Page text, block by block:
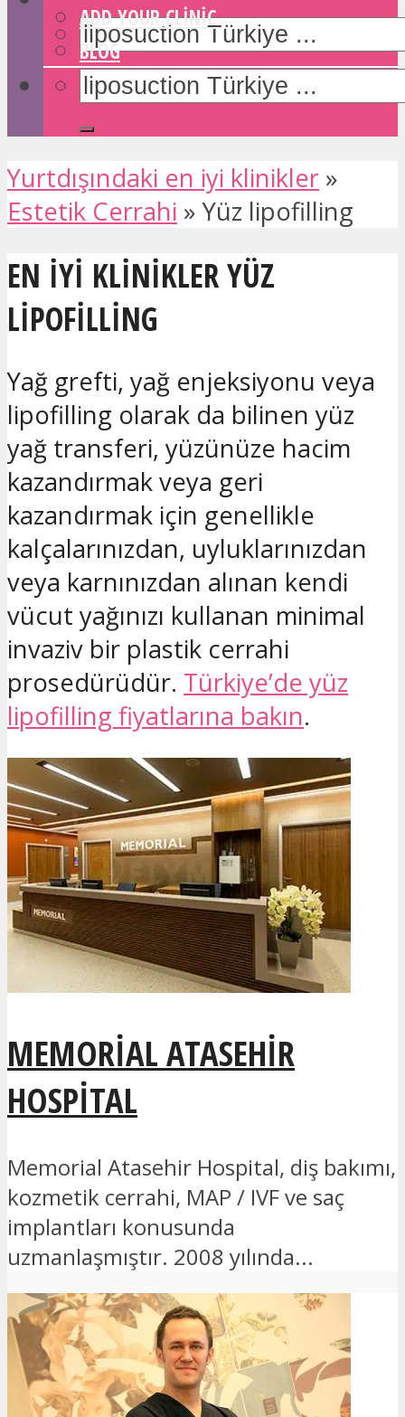
ADD YOUR CLINIC
BLOG
Yurtdışındaki en iyi klinikler »
Estetik Cerrahi »Yüz lipofilling
EN IYI KLINIKLER YÜZ
LIPOFILLING
Yağ grefti, yağ enjeksiyonu veya
lipofilling olarak da bilinen yüz
yağ transferi, yüzünüze hacim
kazandırmak veya geri
kazandırmak için genellikle
kalçalarınızdan, uyluklarınızdan
veya karnınızdan alınan kendi
vücut yağınızı kullanan minimal
invaziv bir plastik cerrahi
prosedürüdür. Türkiye’de yüz
lipofilling fiyatlarına bakın.
MEMORIAL ATASEHIR
HOSPITAL
Memorial Atasehir Hospital, diş bakımı,
kozmetik cerrahi, MAP / IVF ve saç
implantları konusunda
uzmanlaşmıştır. 2008 yılında...